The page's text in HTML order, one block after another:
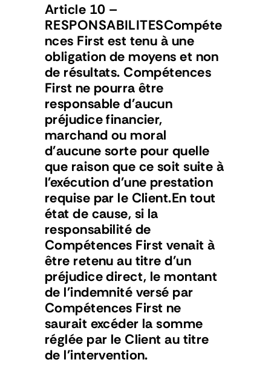
Article 10 –
RESPONSABILITESCompéte
nces First est tenu à une
obligation de moyens et non
de résultats. Compétences
First ne pourra être
responsable d'aucun
préjudice financier,
marchand ou moral
d'aucune sorte pour quelle
que raison que ce soit suite à
l'exécution d'une prestation
requise par le Client.En tout
état de cause, si la
responsabilité de
Compétences First venait à
être retenu au titre d'un
préjudice direct, le montant
de l'indemnité versé par
Compétences First ne
saurait excéder la somme
réglée par le Client au titre
de l'intervention.